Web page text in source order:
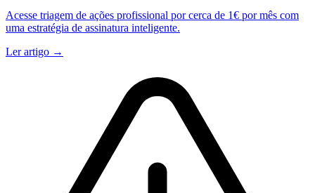
Acesse triagem de ações profissional por cerca de 1€ por mês com
uma estratégia de assinatura inteligente.
Ler artigo →